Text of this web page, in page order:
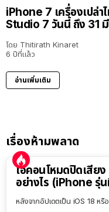
iPhone 7 เครื่องเปล่
Studio 7 วันนี้ ถึง 31
โดย Thitirath Kinaret
6 ปีที่แล้ว
อ่านเพิ่มเติม
เรื่องห้ามพลาด
ไอคอนโหมดปิดเสีย
อย่างไร (iPhone รุ่
หลังจากอัปเดตเป็น iOS 18 ห